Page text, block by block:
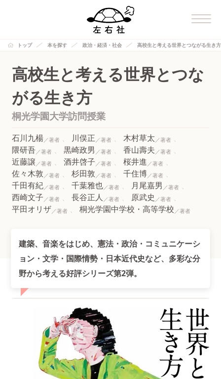
トップ 本を探す 政治・経済・社会 高校生と考える世界とつながる生き
高校生と考える世界とつな
がる生き方
桐光学園大学訪問授業
石川九楊 川俣正
木村草太
隈研吾
黒崎政男
香山壽夫
近藤譲
酒井啓子
桜井進
佐々木敦
杉田敦
千住博
千田有紀
千葉雅也
月尾嘉男
西崎文子
長谷正人
原武史
平田オリザ
桐光学園中学校・高等学校
建築、音楽をはじめ、憲法・政治・コミュニケーシ
ョン・文学・国際情勢・日本近代史など、多彩な分
野から考える好評シリーズ第2弾。